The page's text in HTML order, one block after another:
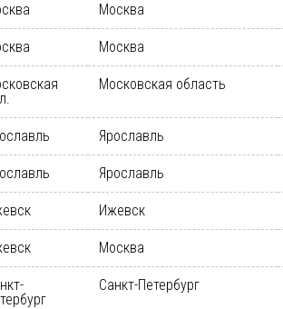
Москва
Москва
Московская область
Ярославль
Ярославль
Ижевск
Москва
Санкт-Петербург